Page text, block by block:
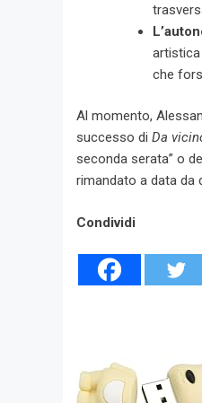
che
Al momento,
successo di Da
seconda serata” o
rimandato a data da
Condividi